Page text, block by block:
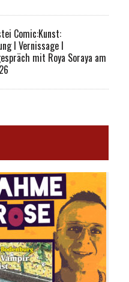
Comic:Kunst:
I Vernissage I
mit Roya Soraya am